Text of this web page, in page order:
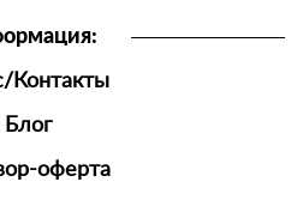
Контакты
Блог
оферта